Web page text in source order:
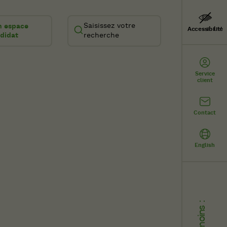
Accessibilité
Service
client
Contact
English
espace
Saisissez votre
recherche